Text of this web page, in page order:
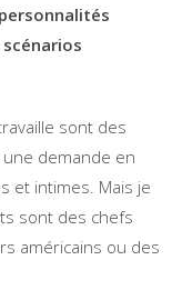
sont des
une demande en
et intimes. Mais je
sont des chefs
américains ou des